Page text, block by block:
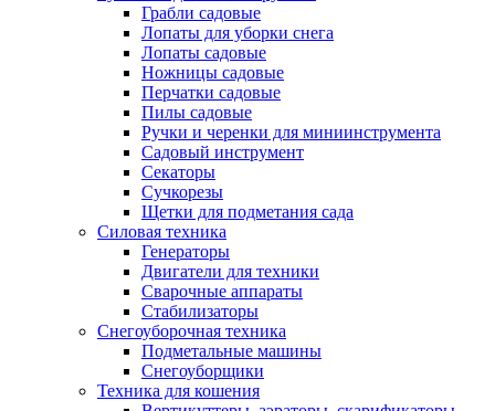
Грабли садовые
Лопаты для уборки снега
Лопаты садовые
Ножницы садовые
Перчатки садовые
Пилы садовые
Ручки и черенки для миниинструмента
Садовый инструмент
Секаторы
Сучкорезы
Щетки для подметания сада
Силовая техника
Генераторы
Двигатели для техники
Сварочные аппараты
Стабилизаторы
Снегоуборочная техника
Подметальные машины
Снегоуборщики
Техника для кошения